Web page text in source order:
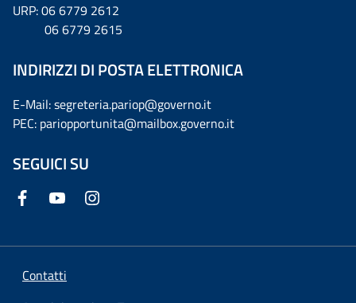
URP: 06 6779 2612
06 6779 2615
INDIRIZZI DI POSTA ELETTRONICA
E-Mail: segreteria.pariop@governo.it
PEC: pariopportunita@mailbox.governo.it
SEGUICI SU
Contatti